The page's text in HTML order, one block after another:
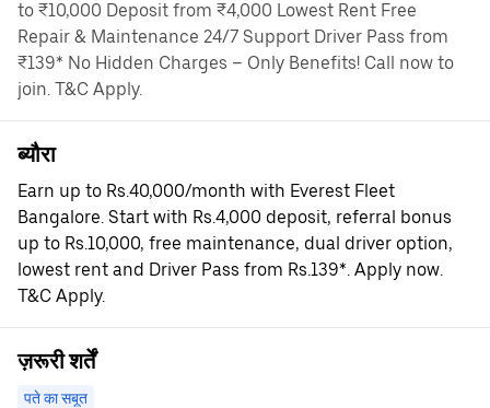
to ₹10,000 Deposit from ₹4,000 Lowest Rent Free
Repair & Maintenance 24/7 Support Driver Pass from
₹139* No Hidden Charges – Only Benefits! Call now to
join. T&C Apply.
ब्यौरा
Earn up to Rs.40,000/month with Everest Fleet
Bangalore. Start with Rs.4,000 deposit, referral bonus
up to Rs.10,000, free maintenance, dual driver option,
lowest rent and Driver Pass from Rs.139*. Apply now.
T&C Apply.
ज़रूरी शर्तें
पते का सबूत